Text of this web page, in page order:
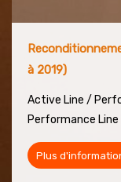
à 2019)
Active Line /
Performance Line
Plus